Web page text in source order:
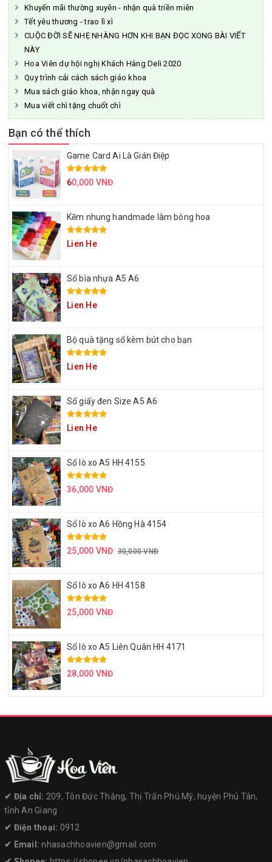
Khuyến mãi thường xuyên - nhận quà triền miên
Tết yêu thương - trao lì xì
CUỘC ĐỜI SẼ NHẸ NHÀNG HƠN KHI BẠN ĐỌC XONG BÀI VIẾT
NÀY
Hoa Viên dự hội nghị Khách Hàng Deli 2020
Quy trình cải cách sách giáo khoa
Mua sách giáo khoa, nhận ngay quà
Mua viết chì tặng chuốt chì
Bạn có thể thích
Game Card Ai Là Gián Điệp
60,000 VNĐ
Kẽm nhung handmade làm bông hoa
Lien He
Sổ bìa nhựa A5 A6
Lien He
Bộ quà tặng sổ kèm bút cho bạn
Lien He
Sổ giấy đen Size A5 A6
Lien He
Sổ lò xo A5 HH 4155
36,000 VNĐ
Sổ lò xo A6 Hồng Hà 4154
25,000 VNĐ 30,000 VNĐ
Sổ lò xo A6 HH 4158
25,000 VNĐ
Sổ lò xo A5 Liên Quân HH 4171
28,000 VNĐ
✔︎ Địa chỉ: 209, Tôn Đức Thắng, Thị Trấn Phú Mỹ, huyện Phú Tân,
tỉnh An Giang
✔︎ Điện thoại: 0912
✔︎ Email:nhasachhoavien@gmail.com